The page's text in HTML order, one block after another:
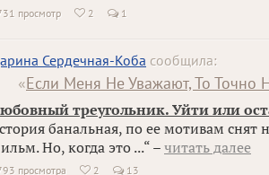
просмотр  2 1
Сердечная-Коба сообщила:
«Если Меня Не Уважают, То Точно
треугольник. Уйти или
банальная, по ее мотивам снят
Но, когда это ...“ – читать далее
просмотра  2 13